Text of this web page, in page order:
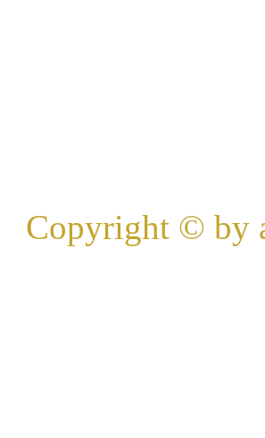
Copyright © by